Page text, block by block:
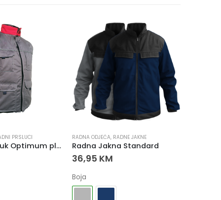
ODJEĆA
PRSLUCI
Vatirani prsluk Optimum plus
RADNA ODJEĆA, RADNE JAKNE
Radna Jakna Standard
36,95 KM
Boja